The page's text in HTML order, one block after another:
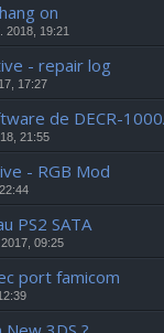
on
2018, 19:21
- repair log
17:27
de DECR-
21:55
- RGB Mod
PS2 SATA
09:25
port famicom